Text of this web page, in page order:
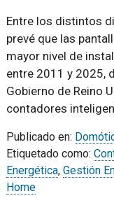
Entre los distintos
prevé que las
mayor nivel de
entre 2011 y 2025,
Gobierno de Reino
contadores
Publicado en:
Etiquetado como:
Energética, Gestión
Home